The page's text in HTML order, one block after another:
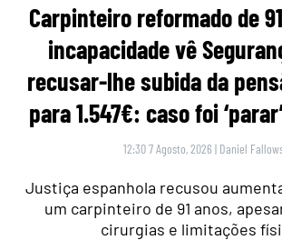
Carpinteiro reformado de
incapacidade vê
recusar-lhe subida da
para 1.547€: caso foi
12:30 7 Agosto, 2026 | Daniel
Justiça espanhola recusou
um carpinteiro de 91 anos,
cirurgias e limitações